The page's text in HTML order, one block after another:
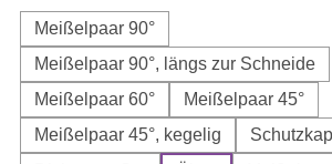
Meißelpaar 90°
Meißelpaar 90°, längs zur Schneide
Meißelpaar 60°
Meißelpaar 45°
Meißelpaar 45°, kegelig